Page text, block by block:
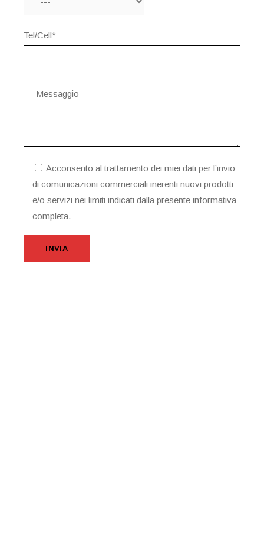
Acconsento al trattamento dei miei dati per l’invio
di comunicazioni commerciali inerenti nuovi prodotti
e/o servizi nei limiti indicati dalla presente informativa
completa.
INVIA
INVIA